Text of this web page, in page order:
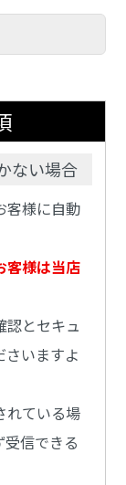
ない場合
客様に自動
客様は当店
認とセキュ
さいますよ
れている場
信できる